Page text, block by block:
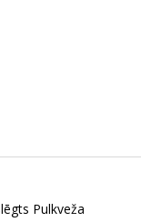
Pulkveža